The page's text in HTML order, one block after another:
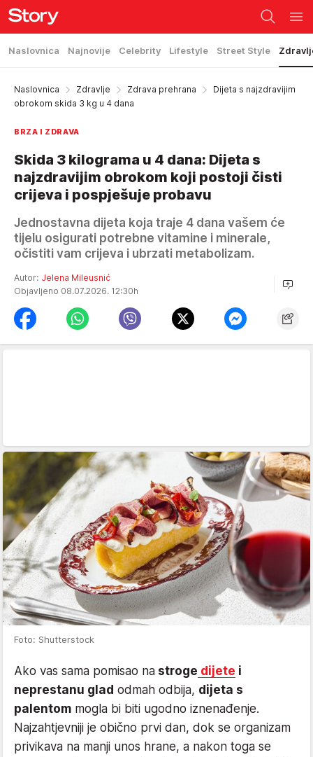
Naslovnica Najnovije Celebrity Lifestyle Street Style
Naslovnica Zdravlje Zdrava prehrana
Dijeta s najzdravijim
obrokom skida 3 kg u 4 dana
BRZA I ZDRAVA
Skida 3 kilograma u 4 dana: Dijeta s
najzdravijim obrokom koji postoji čisti
crijeva i pospješuje probavu
Jednostavna dijeta koja traje 4 dana vašem će
tijelu osigurati potrebne vitamine i minerale,
očistiti vam crijeva i ubrzati metabolizam.
Autor: Jelena Mileusnić
Objavljeno 08.07.2026. 12:30h
Foto: Shutterstock
Ako vas sama pomisao na stroge dijete i
neprestanu glad odmah odbija, dijeta s
palentom mogla bi biti ugodno iznenađenje.
Najzahtjevniji je obično prvi dan, dok se organizam
privikava na manji unos hrane, a nakon toga se